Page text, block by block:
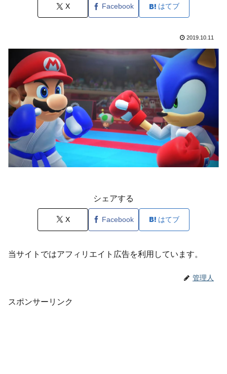
X Facebook はてブ
2019.10.11
シェアする
X Facebook はてブ
当サイトではアフィリエイト広告を利用しています。
管理人
スポンサーリンク